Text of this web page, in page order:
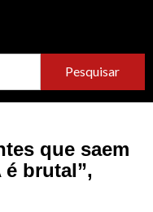
que saem
é brutal”,